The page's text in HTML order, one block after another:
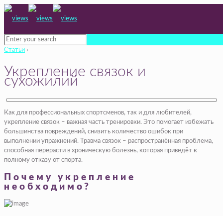
Статьи ›
Укрепление связок и
сухожилий
Как для профессиональных спортсменов, так и для любителей,
укрепление связок – важная часть тренировки. Это помогает избежать
большинства повреждений, снизить количество ошибок при
выполнении упражнений. Травма связок – распространённая проблема,
способная перерасти в хроническую болезнь, которая приведёт к
полному отказу от спорта.
Почему укрепление
необходимо?